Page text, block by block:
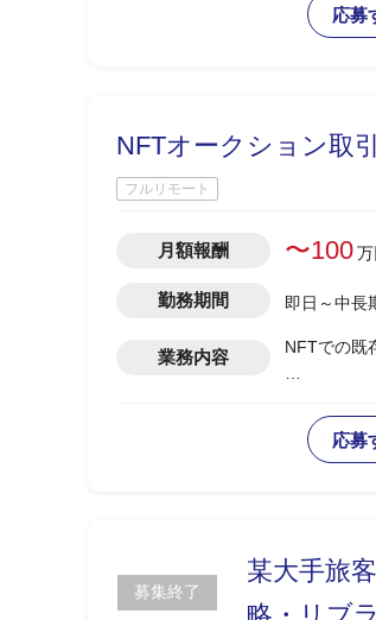
・参画初
応募
NFTオークション取
フルリモート
月額報酬 〜100
勤務期間 即日～中長
業務内容 NFTでの既
‐PMOとし
‐クライア
‐Dep通貨
‐バンク通
‐リードエ
応募
募集終了
某大手旅